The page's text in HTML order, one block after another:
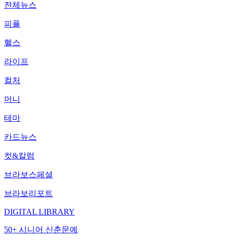
전체뉴스
피플
헬스
라이프
컬처
머니
테마
카드뉴스
컷&칼럼
브라보스페셜
브라보리포트
DIGITAL LIBRARY
50+ 시니어 신춘문예